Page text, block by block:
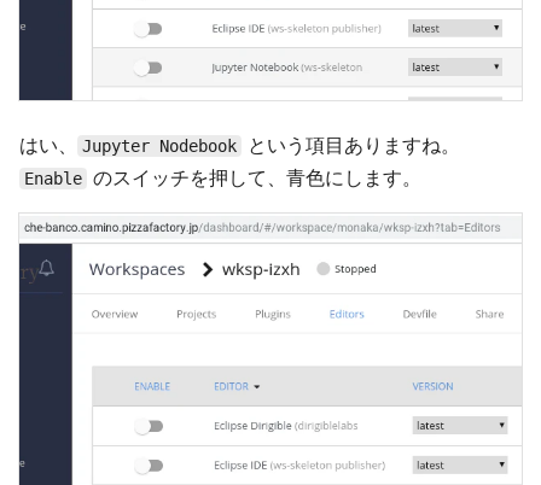
はい、 Jupyter Nodebook という項目ありますね。
Enable のスイッチを押して、青色にします。